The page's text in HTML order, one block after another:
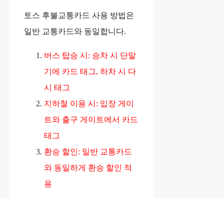
토스 후불교통카드 사용 방법은
일반 교통카드와 동일합니다.
버스 탑승 시: 승차 시 단말
기에 카드 태그, 하차 시 다
시 태그
지하철 이용 시: 입장 게이
트와 출구 게이트에서 카드
태그
환승 할인: 일반 교통카드
와 동일하게 환승 할인 적
용